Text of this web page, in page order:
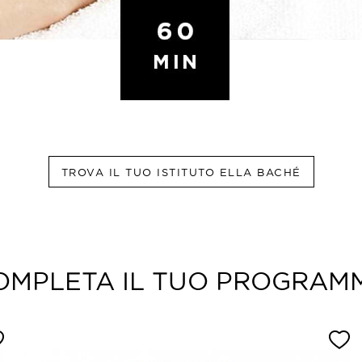
TROVA IL TUO ISTITUTO ELLA BACHÉ
IL TUO